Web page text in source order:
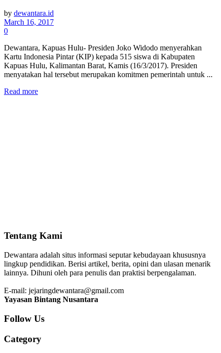
by dewantara.id
March 16, 2017
0
Dewantara, Kapuas Hulu- Presiden Joko Widodo menyerahkan
Kartu Indonesia Pintar (KIP) kepada 515 siswa di Kabupaten
Kapuas Hulu, Kalimantan Barat, Kamis (16/3/2017). Presiden
menyatakan hal tersebut merupakan komitmen pemerintah untuk ...
Read more
Tentang Kami
Dewantara adalah situs informasi seputar kebudayaan khususnya
lingkup pendidikan. Berisi artikel, berita, opini dan ulasan menarik
lainnya. Dihuni oleh para penulis dan praktisi berpengalaman.
E-mail: jejaringdewantara@gmail.com
Yayasan Bintang Nusantara
Follow Us
Category